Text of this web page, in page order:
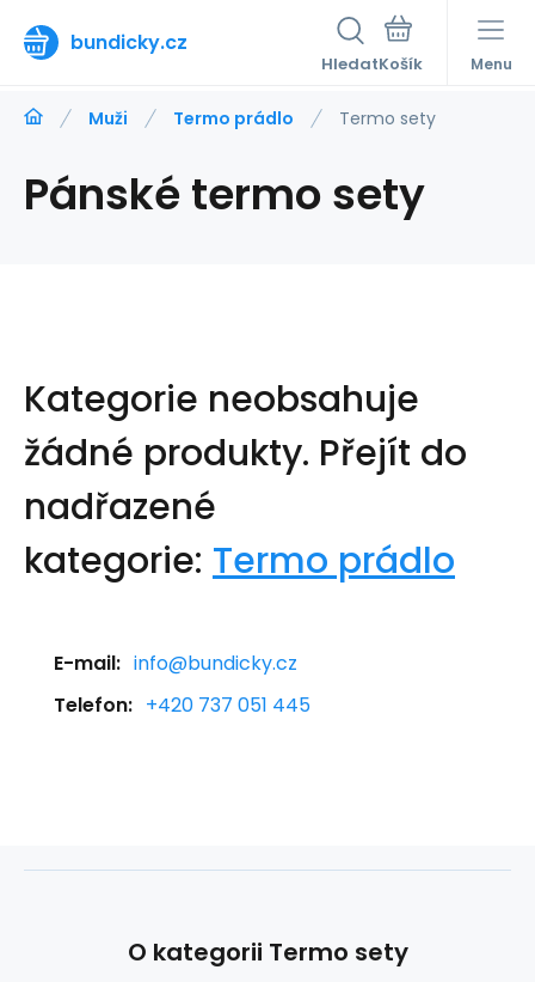
bundicky.cz
Hledat Menu
Muži Termo prádlo Termo sety
Pánské termo sety
Kategorie neobsahuje
žádné produkty. Přejít do
nadřazené
kategorie: Termo prádlo
E-mail: info@bundicky.cz
Telefon: +420 737 051 445
O kategorii Termo sety